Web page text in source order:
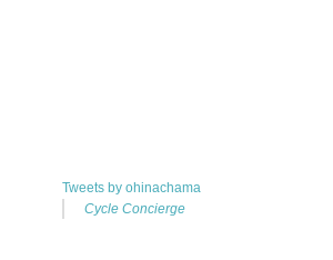
Tweets by ohinachama
Cycle Concierge